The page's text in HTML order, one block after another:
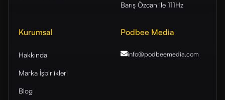
Barış Özcan ile 111Hz
Kurumsal
Hakkında
Marka İşbirlikleri
Blog
Podbee Media
info@podbeemedia.com